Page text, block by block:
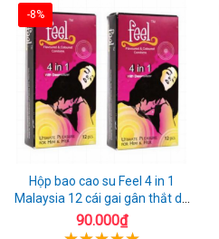
-8%
Hộp bao cao su Feel 4 in 1
Malaysia 12 cái gai gân thắt dễ
sử dụng
90.000₫